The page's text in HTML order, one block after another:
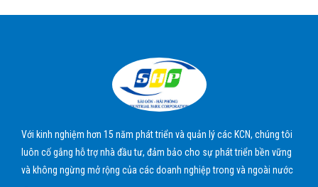
Với kinh nghiệm hơn 15 năm phát triển và quản lý các KCN, chúng tôi
luôn cố gắng hỗ trợ nhà đầu tư, đảm bảo cho sự phát triển bền vững
và không ngừng mở rộng của các doanh nghiệp trong và ngoài nước